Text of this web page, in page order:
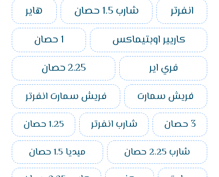
انفرتر
شارب 1.5 حصان
هاير
كاريير اوبتيماكس
1 حصان
فري اير
2.25 حصان
فريش سمارت
فريش سمارت انفرتر
3 حصان
شارب انفرتر 1.25 حصان
شارب 2.25 حصان ميديا 1.5 حصان